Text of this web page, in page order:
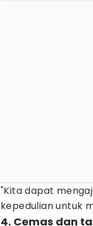
"Kita dapat
kepedulian untuk
4. Cemas dan